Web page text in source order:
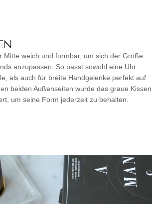
Mitte weich und formbar, um sich der Größe
anzupassen. So passt sowohl eine Uhr
als auch für breite Handgelenke perfekt auf
beiden Außenseiten wurde das graue Kissen
um seine Form jederzeit zu behalten.